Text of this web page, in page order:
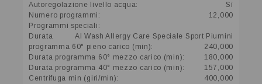
Autoregolazione livello acqua:
Sì
Numero programmi:
12,000
Programmi speciali:
AI Wash Allergy Care Speciale Sport Piumini
Durata
programma 60° pieno carico (min):
240,000
Durata programma 60° mezzo carico (min):
180,000
Durata programma 40° mezzo carico (min):
157,000
Centrifuga min (giri/min):
400,000